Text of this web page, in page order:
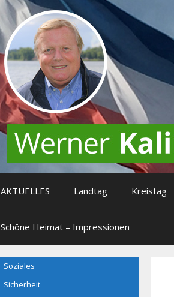
AKTUELLES Landtag Kreistag
Schöne Heimat – Impressionen
Soziales
Sicherheit